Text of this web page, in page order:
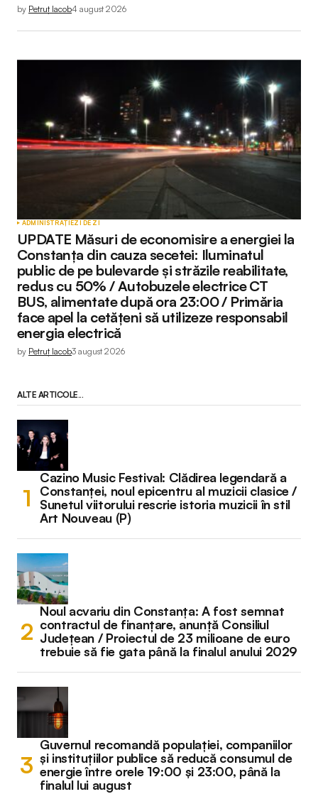
by Petruț Iacob4 august 2026
ADMINISTRAȚIEZI DE ZI
UPDATE Măsuri de economisire a energiei la
Constanța din cauza secetei: Iluminatul
public de pe bulevarde și străzile reabilitate,
redus cu 50% / Autobuzele electrice CT
BUS, alimentate după ora 23:00 / Primăria
face apel la cetățeni să utilizeze responsabil
energia electrică
by Petruț Iacob3 august 2026
ALTE ARTICOLE...
Cazino Music Festival: Clădirea legendară a
Constanței, noul epicentru al muzicii clasice /
Sunetul viitorului rescrie istoria muzicii în stil
Art Nouveau (P)
Noul acvariu din Constanța: A fost semnat
contractul de finanțare, anunță Consiliul
Județean / Proiectul de 23 milioane de euro
trebuie să fie gata până la finalul anului 2029
Guvernul recomandă populației, companiilor
și instituțiilor publice să reducă consumul de
energie între orele 19:00 și 23:00, până la
finalul lui august